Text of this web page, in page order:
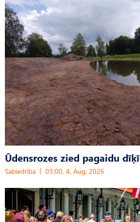
Ūdensrozes zied pagaidu dīķī
Sabiedrība 03:00, 4. Aug, 2026